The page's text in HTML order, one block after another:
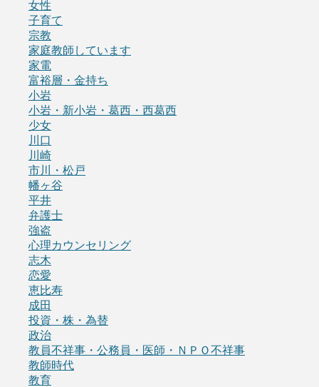
女性
子育て
宗教
家庭教師しています
家電
富裕層・金持ち
小岩
小岩・新小岩・葛西・西葛西
少女
川口
川崎
市川・松戸
幡ヶ谷
平井
弁護士
強盗
心理カウンセリング
志木
恋愛
恵比寿
成田
投資・株・為替
政治
教員不祥事・公務員・医師・ＮＰＯ不祥事
教師時代
教育